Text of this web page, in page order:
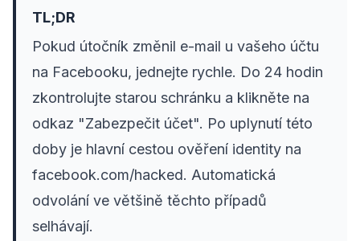
TL;DR
Pokud útočník změnil e-mail u vašeho účtu
na Facebooku, jednejte rychle. Do 24 hodin
zkontrolujte starou schránku a klikněte na
odkaz "Zabezpečit účet". Po uplynutí této
doby je hlavní cestou ověření identity na
facebook.com/hacked. Automatická
odvolání ve většině těchto případů
selhávají.